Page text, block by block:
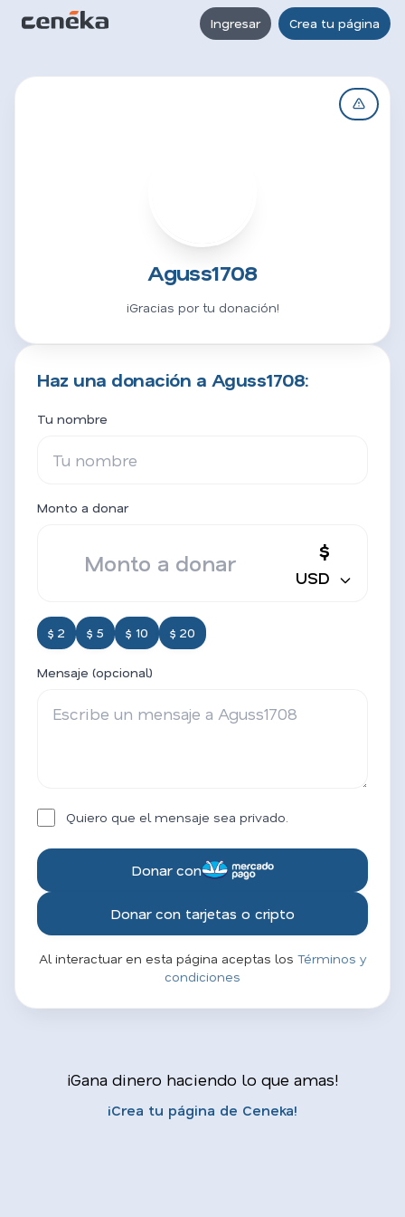
Ingresar Crea tu página
Aguss1708
¡Gracias por tu donación!
Haz una donación a Aguss1708:
Tu nombre
Monto a donar
$
USD
$ 2 $ 5 $ 10 $ 20
Mensaje (opcional)
Quiero que el mensaje sea privado.
Donar con
Donar con tarjetas o cripto
Al interactuar en esta página aceptas los Términos y
condiciones
¡Gana dinero haciendo lo que amas!
¡Crea tu página de Ceneka!